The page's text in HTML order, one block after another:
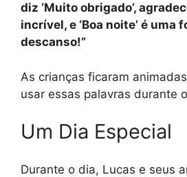
diz ‘Muito obrigado’,
incrível, e ‘Boa noite’ é uma
descanso!”
As crianças ficaram
usar essas palavras durante
Um Dia Especial
Durante o dia, Lucas e seus